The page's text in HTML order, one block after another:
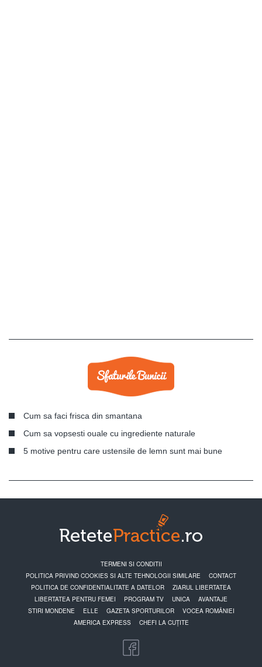
Cum sa faci frisca din smantana
Cum sa vopsesti ouale cu ingrediente naturale
5 motive pentru care ustensile de lemn sunt mai bune
TERMENI SI CONDITII
POLITICA PRIVIND COOKIES SI ALTE TEHNOLOGII SIMILARE
CONTACT
POLITICA DE CONFIDENTIALITATE A DATELOR
ZIARUL LIBERTATEA
LIBERTATEA PENTRU FEMEI
PROGRAM TV UNICA
AVANTAJE
STIRI MONDENE
ELLE GAZETA SPORTURILOR
VOCEA ROMÂNIEI
AMERICA EXPRESS
CHEFI LA CUȚITE